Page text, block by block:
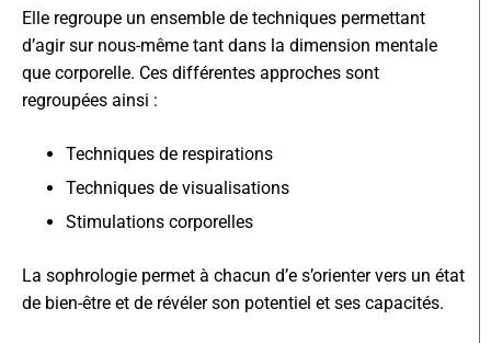
Elle regroupe un ensemble de techniques permettant
d’agir sur nous-même tant dans la dimension mentale
que corporelle. Ces différentes approches sont
regroupées ainsi :
Techniques de respirations
Techniques de visualisations
Stimulations corporelles
La sophrologie permet à chacun d’e s’orienter vers un état
de bien-être et de révéler son potentiel et ses capacités.